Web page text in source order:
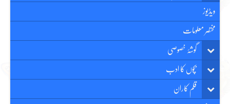
ویڈیوز
مختصر معلومات
گوشۂ خصوصی
بچوں کا ادب
قلم کاران